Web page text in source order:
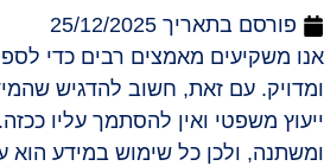
פורסם בתאריך 25/12/2025
אנו משקיעים מאמצים רבים כדי
ומדויק. עם זאת, חשוב להדגיש
ייעוץ משפטי ואין להסתמך עליו
ומשתנה, ולכן כל שימוש במידע הוא